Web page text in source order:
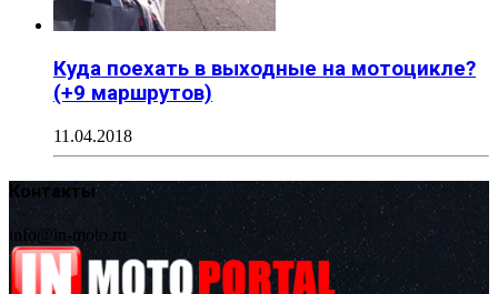
Куда поехать в выходные на мотоцикле?
(+9 маршрутов)
11.04.2018
Контакты
info@in-moto.ru